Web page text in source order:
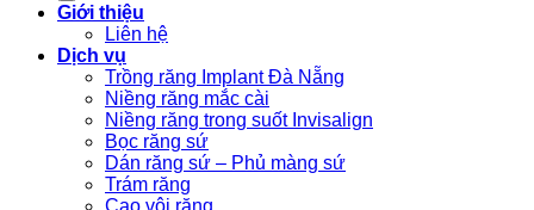
Giới thiệu
Liên hệ
Dịch vụ
Trồng răng Implant Đà Nẵng
Niềng răng mắc cài
Niềng răng trong suốt Invisalign
Bọc răng sứ
Dán răng sứ – Phủ màng sứ
Trám răng
Cạo vôi răng